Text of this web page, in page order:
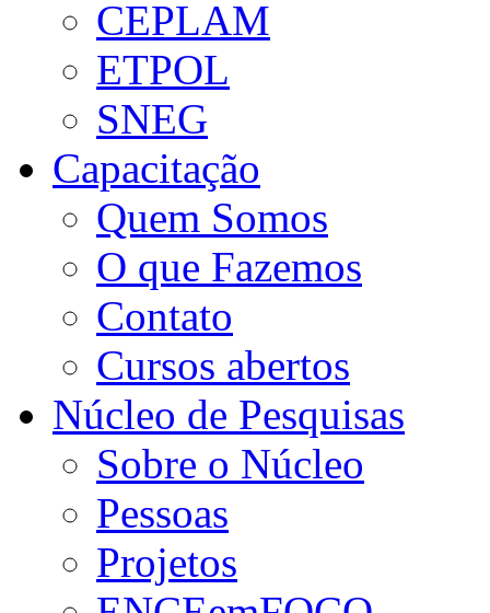
CEPLAM
ETPOL
SNEG
Capacitação
Quem Somos
O que Fazemos
Contato
Cursos abertos
Núcleo de Pesquisas
Sobre o Núcleo
Pessoas
Projetos